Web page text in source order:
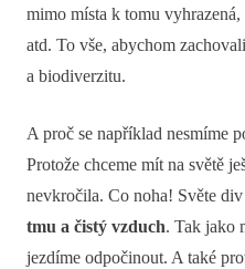
mimo místa k tomu
atd. To vše, abychom
a biodiverzitu.
A proč se například nesmíme
Protože chceme mít na světě
nevkročila. Co noha! Světe div
tmu a čistý vzduch. Tak jako
jezdíme odpočinout. A také